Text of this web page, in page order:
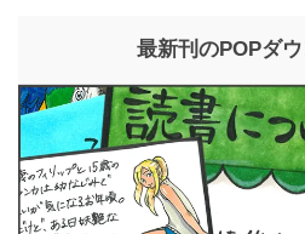
最新刊のPOPダウ